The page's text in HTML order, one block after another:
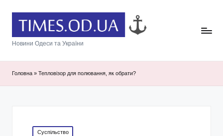
Новини Одеси та України
Головна » Тепловізор для полювання, як обрати?
Posted
Суспільство